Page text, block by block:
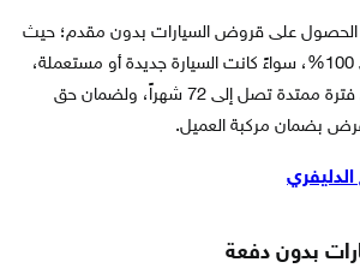
الحصول على قروض السيارات بدون مقدم؛ حيث
تصل نسبة التمويل إلى 100%، سواءً كانت السيارة جديدة أو مستعملة،
ويتم تسديد السعر على فترة ممتدة تصل إلى 72 شهراً، ولضمان حق
بضمان مركبة العميل.
بدون دفعة